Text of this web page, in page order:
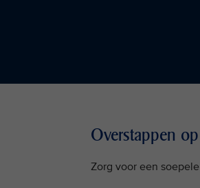
Overstappen
Zorg voor een